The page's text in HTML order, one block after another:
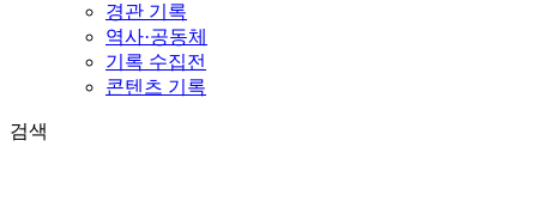
경관 기록
역사·공동체
기록 수집전
콘텐츠 기록
검색